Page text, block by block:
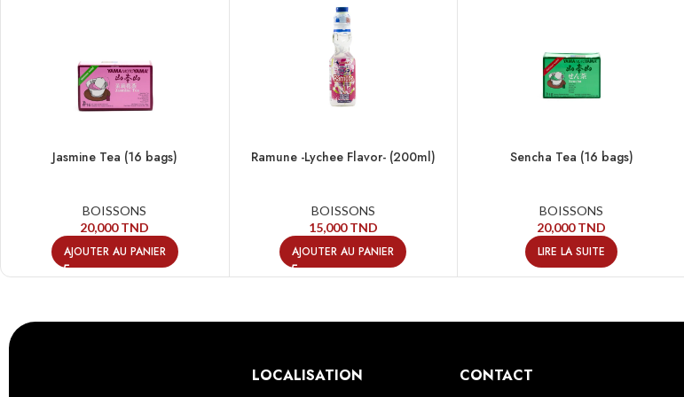
Jasmine Tea (16 bags)
BOISSONS
20,000TND
AJOUTER AU PANIER
Ramune -Lychee Flavor- (200ml)
BOISSONS
15,000TND
AJOUTER AU PANIER
Sencha Tea (16 bags)
BOISSONS
20,000TND
LIRE LA SUITE
LOCALISATION CONTACT